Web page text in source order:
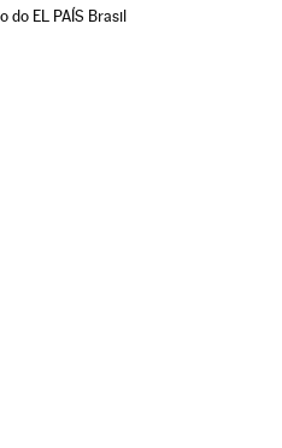
do EL PAÍS Brasil